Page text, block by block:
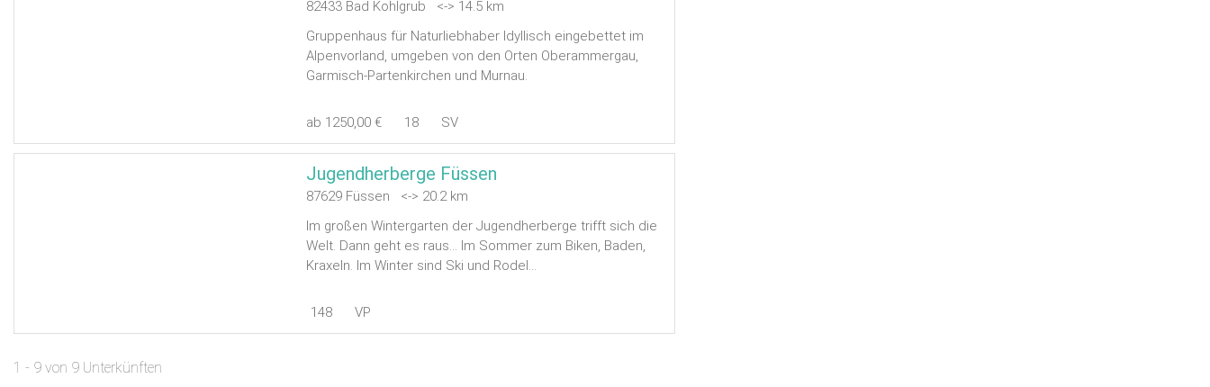
82433 Bad Kohlgrub <-> 14.5 km
Gruppenhaus für Naturliebhaber Idyllisch eingebettet im
Alpenvorland, umgeben von den Orten Oberammergau,
Garmisch-Partenkirchen und Murnau.
ab 1250,00 € 18 SV
Jugendherberge Füssen
87629 Füssen <-> 20.2 km
Im großen Wintergarten der Jugendherberge trifft sich die
Welt. Dann geht es raus... Im Sommer zum Biken, Baden,
Kraxeln. Im Winter sind Ski und Rodel...
148 VP
1 - 9 von 9 Unterkünften